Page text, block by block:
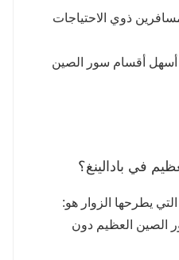
ذوي الاحتياجات
أسهل أقسام سور الصين
في بادالينغ؟
التي يطرحها الزوار هو:
الصين العظيم دون